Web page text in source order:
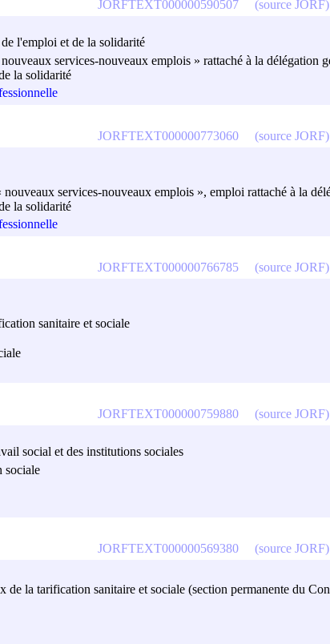
l'emploi et de la solidarité
services-nouveaux emplois » rattaché à la délégation
la solidarité
JORFTEXT000000590507 (source JORF)
services-nouveaux emplois », emploi rattaché à la
la solidarité
JORFTEXT000000773060 (source JORF)
sanitaire et sociale
JORFTEXT000000766785 (source JORF)
social et des institutions sociales
sociale
JORFTEXT000000759880 (source JORF)
la tarification sanitaire et sociale (section permanente du
JORFTEXT000000569380 (source JORF)